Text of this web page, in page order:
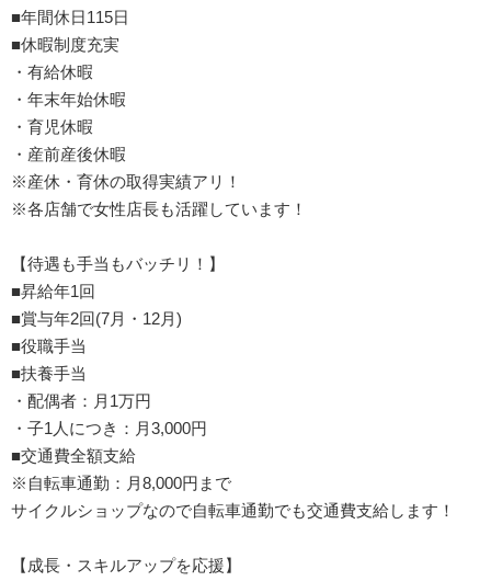
■年間休日115日
■休暇制度充実
・有給休暇
・年末年始休暇
・育児休暇
・産前産後休暇
※産休・育休の取得実績アリ！
※各店舗で女性店長も活躍しています！
【待遇も手当もバッチリ！】
■昇給年1回
■賞与年2回(7月・12月)
■役職手当
■扶養手当
・配偶者：月1万円
・子1人につき：月3,000円
■交通費全額支給
※自転車通勤：月8,000円まで
サイクルショップなので自転車通勤でも交通費支給します！
【成長・スキルアップを応援】